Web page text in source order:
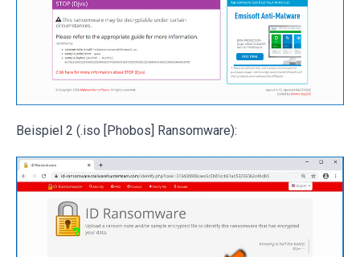
Beispiel 2 (.iso [Phobos] Ransomware):